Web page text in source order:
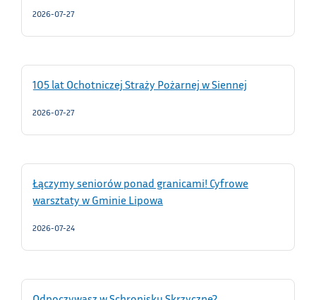
2026-07-27
105 lat Ochotniczej Straży Pożarnej w Siennej
2026-07-27
Łączymy seniorów ponad granicami! Cyfrowe
warsztaty w Gminie Lipowa
2026-07-24